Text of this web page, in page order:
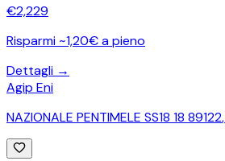
€2,229
Risparmi ~1,20€ a pieno
Dettagli →
Agip Eni
NAZIONALE PENTIMELE SS18 18 89122,